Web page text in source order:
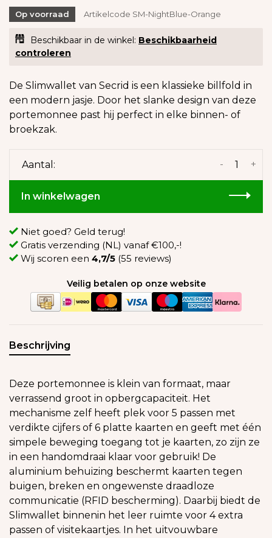
Op voorraad Artikelcode SM-NightBlue-Orange
Beschikbaar in de winkel: Beschikbaarheid
controleren
De Slimwallet van Secrid is een klassieke billfold in
een modern jasje. Door het slanke design van deze
portemonnee past hij perfect in elke binnen- of
broekzak.
Aantal: +
-
In winkelwagen
Niet goed? Geld terug!
Gratis verzending (NL) vanaf €100,-!
Wij scoren een 4,7/5 (55 reviews)
Veilig betalen op onze website
Beschrijving
Deze portemonnee is klein van formaat, maar
verrassend groot in opbergcapaciteit. Het
mechanisme zelf heeft plek voor 5 passen met
verdikte cijfers of 6 platte kaarten en geeft met één
simpele beweging toegang tot je kaarten, zo zijn ze
in een handomdraai klaar voor gebruik! De
aluminium behuizing beschermt kaarten tegen
buigen, breken en ongewenste draadloze
communicatie (RFID bescherming). Daarbij biedt de
Slimwallet binnenin het leer ruimte voor 4 extra
passen of visitekaartjes. In het uitvouwbare